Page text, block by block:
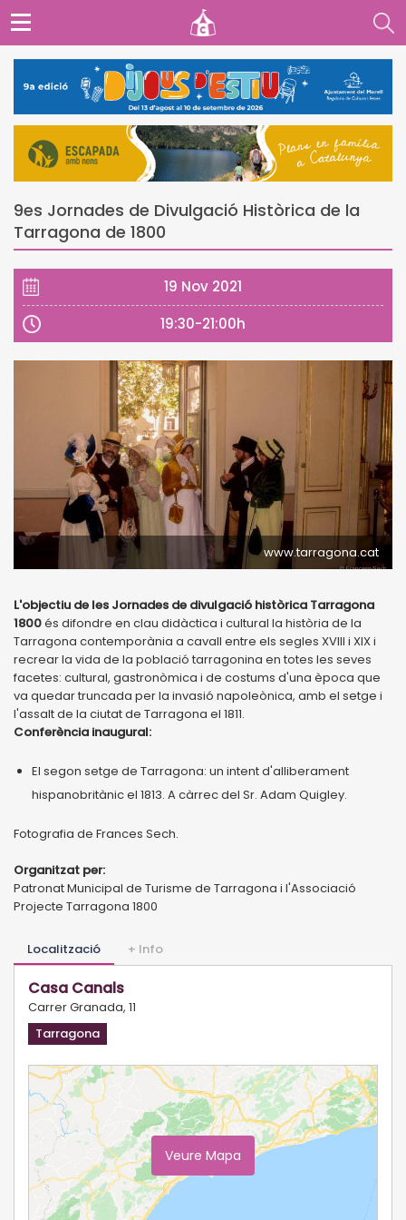
9es Jornades de Divulgació Històrica de la
Tarragona de 1800
19 Nov 2021
19:30-21:00h
www.tarragona.cat
L'objectiu de les Jornades de divulgació històrica Tarragona
1800és difondre en clau didàctica i cultural la història de la
Tarragona contemporània a cavall entre els segles XVIII i XIX i
recrear la vida de la població tarragonina en totes les seves
facetes: cultural, gastronòmica i de costums d'una època que
va quedar truncada per la invasió napoleònica, amb el setge i
l'assalt de la ciutat de Tarragona el 1811.
Conferència inaugural:
El segon setge de Tarragona: un intent d'alliberament
hispanobritànic el 1813. A càrrec del Sr. Adam Quigley.
Fotografia de Frances Sech.
Organitzat per:
Patronat Municipal de Turisme de Tarragona i l'Associació
Projecte Tarragona 1800
Localització + Info
Casa Canals
Carrer Granada, 11
Tarragona
Veure Mapa